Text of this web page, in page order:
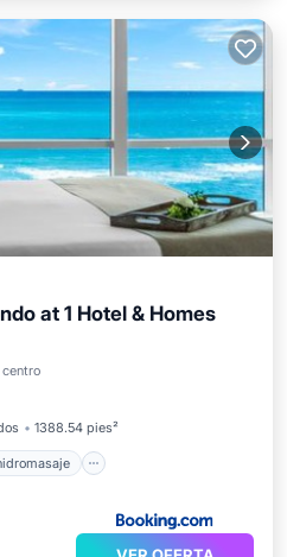
at 1 Hotel & Homes
1388.54 pies²
Bañera de hidromasaje